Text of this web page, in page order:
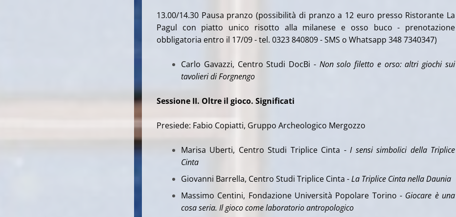
13.00/14.30 Pausa pranzo (possibilità di pranzo a 12 euro presso Ristorante La
Pagul con piatto unico risotto alla milanese e osso buco - prenotazione
obbligatoria entro il 17/09 - tel. 0323 840809 - SMS o Whatsapp 348 7340347)
Carlo Gavazzi, Centro Studi DocBi - Non solo filetto e orso: altri giochi sui
tavolieri di Forgnengo
Sessione II. Oltre il gioco. Significati
Presiede: Fabio Copiatti, Gruppo Archeologico Mergozzo
Marisa Uberti, Centro Studi Triplice Cinta -I sensi simbolici della Triplice
Cinta
Giovanni Barrella, Centro Studi Triplice Cinta -La Triplice Cinta nella Daunia
Massimo Centini, Fondazione Università Popolare Torino - Giocare è una
cosa seria. Il gioco come laboratorio antropologico